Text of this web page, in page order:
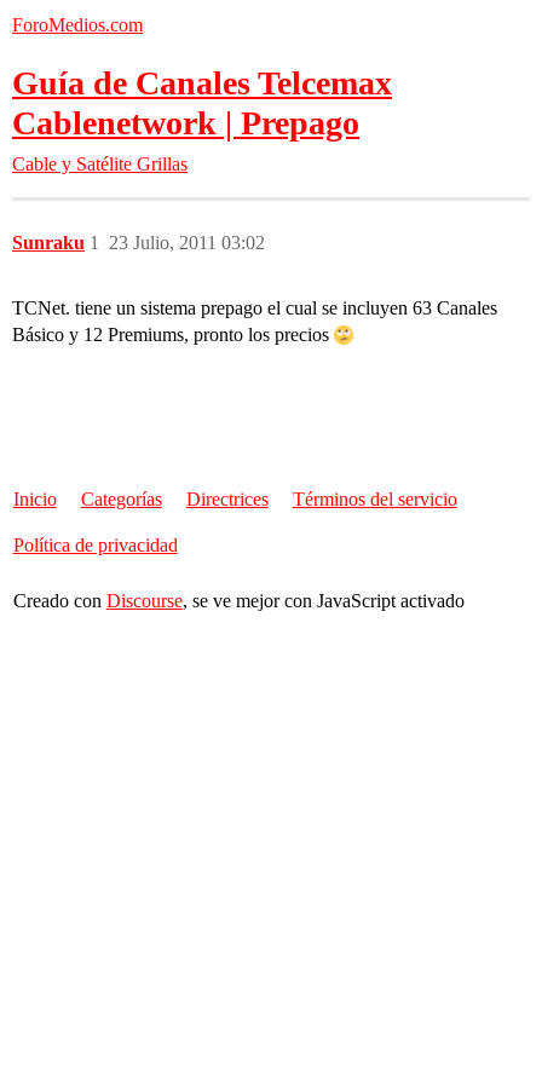
ForoMedios.com
Guía de Canales Telcemax
Cablenetwork | Prepago
Cable y Satélite Grillas
Sunraku 23 Julio, 2011 03:02
1
TCNet. tiene un sistema prepago el cual se incluyen 63 Canales
Básico y 12 Premiums, pronto los precios
Inicio Categorías Directrices Términos del servicio
Política de privacidad
Creado con Discourse, se ve mejor con JavaScript activado